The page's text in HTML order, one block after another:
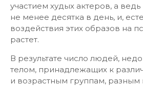
участием худых актеров, а
не менее десятка в день, и,
воздействия этих образов на
растет.
В результате число людей,
телом, принадлежащих к
и возрастным группам, разным